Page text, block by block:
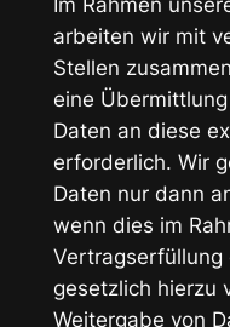
Im Rahmen
arbeiten wir mit
Stellen
eine
Daten an diese
erforderlich. Wir
Daten nur dann
wenn dies im
gesetzlich hierzu
Weitergabe von